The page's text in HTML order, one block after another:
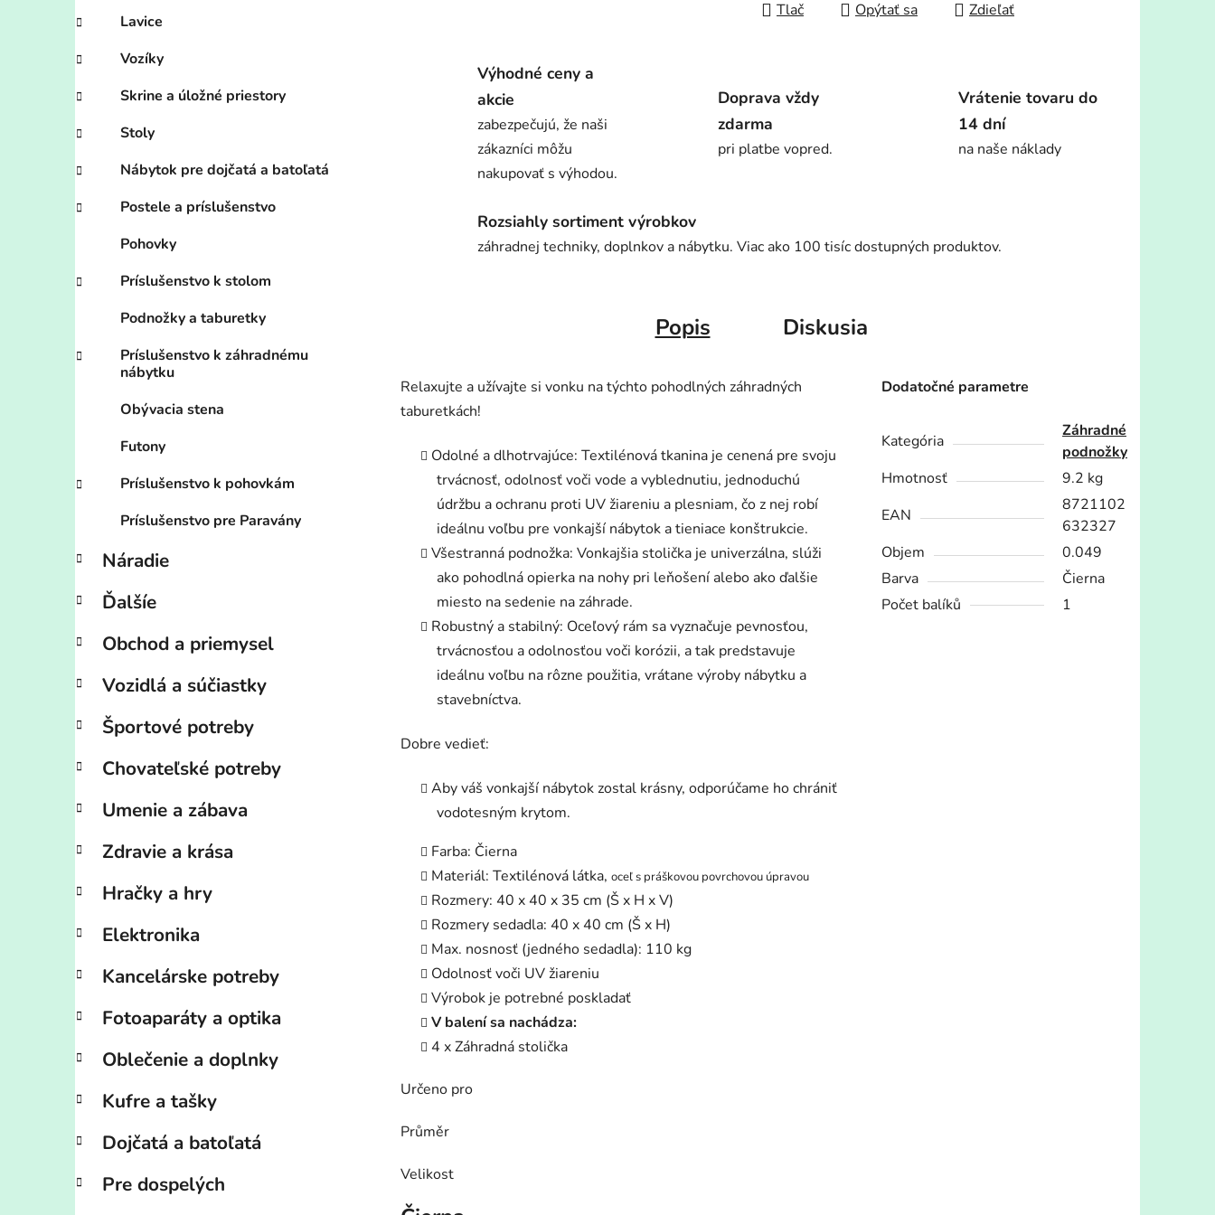
Lavice
Vozíky
Skrine a úložné priestory
Stoly
Nábytok pre dojčatá a batoľatá
Postele a príslušenstvo
Pohovky
Príslušenstvo k stolom
Podnožky a taburetky
Príslušenstvo k záhradnému
nábytku
Obývacia stena
Futony
Príslušenstvo k pohovkám
Príslušenstvo pre Paravány
Náradie
Ďalšíe
Obchod a priemysel
Vozidlá a súčiastky
Športové potreby
Chovateľské potreby
Umenie a zábava
Zdravie a krása
Hračky a hry
Elektronika
Kancelárske potreby
Fotoaparáty a optika
Oblečenie a doplnky
Kufre a tašky
Dojčatá a batoľatá
Pre dospelých
Tlač Opýtať sa Zdieľať
Výhodné ceny a
akcie
zabezpečujú, že naši
zákazníci môžu
nakupovať s výhodou.
Doprava vždy
zdarma
pri platbe vopred.
Vrátenie tovaru do
14 dní
na naše náklady
Rozsiahly sortiment výrobkov
záhradnej techniky, doplnkov a nábytku. Viac ako 100 tisíc dostupných produktov.
Popis Diskusia
Relaxujte a užívajte si vonku na týchto pohodlných záhradných
taburetkách!
Odolné a dlhotrvajúce: Textilénová tkanina je cenená pre svoju
trvácnosť, odolnosť voči vode a vyblednutiu, jednoduchú
údržbu a ochranu proti UV žiareniu a plesniam, čo z nej robí
ideálnu voľbu pre vonkajší nábytok a tieniace konštrukcie.
Všestranná podnožka: Vonkajšia stolička je univerzálna, slúži
ako pohodlná opierka na nohy pri leňošení alebo ako ďalšie
miesto na sedenie na záhrade.
Robustný a stabilný: Oceľový rám sa vyznačuje pevnosťou,
trvácnosťou a odolnosťou voči korózii, a tak predstavuje
ideálnu voľbu na rôzne použitia, vrátane výroby nábytku a
stavebníctva.
Dobre vedieť:
Aby váš vonkajší nábytok zostal krásny, odporúčame ho chrániť
vodotesným krytom.
Farba: Čierna
Materiál: Textilénová látka, oceľ s práškovou povrchovou úpravou
Rozmery: 40 x 40 x 35 cm (Š x H x V)
Rozmery sedadla: 40 x 40 cm (Š x H)
Max. nosnosť (jedného sedadla): 110 kg
Odolnosť voči UV žiareniu
Výrobok je potrebné poskladať
V balení sa nachádza:
4 x Záhradná stolička
Určeno pro
Průměr
Velikost
Dodatočné parametre
Kategória
Záhradné
podnožky
Hmotnosť
9.2 kg
EAN
8721102
632327
Objem
0.049
Barva
Čierna
Počet balíků
1